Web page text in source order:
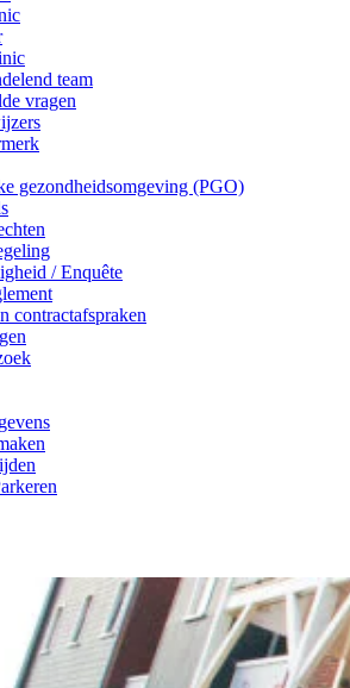
team
vragen
gezondheidsomgeving (PGO)
/ Enquête
contractafspraken